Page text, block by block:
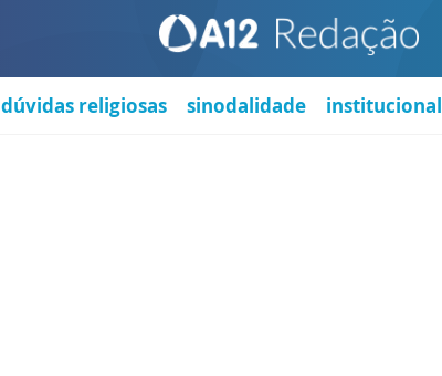
dúvidas religiosas sinodalidade institucional